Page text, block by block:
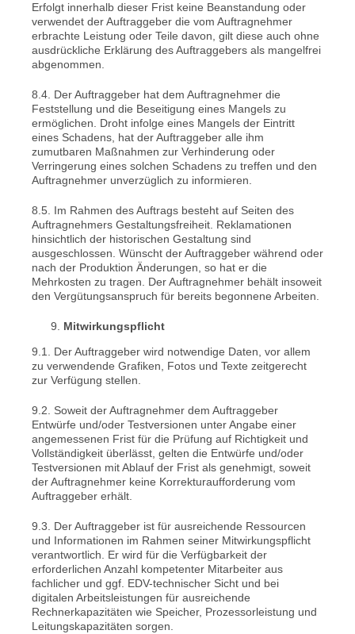
Erfolgt innerhalb dieser Frist keine Beanstandung oder
verwendet der Auftraggeber die vom Auftragnehmer
erbrachte Leistung oder Teile davon, gilt diese auch ohne
ausdrückliche Erklärung des Auftraggebers als mangelfrei
abgenommen.
8.4. Der Auftraggeber hat dem Auftragnehmer die
Feststellung und die Beseitigung eines Mangels zu
ermöglichen. Droht infolge eines Mangels der Eintritt
eines Schadens, hat der Auftraggeber alle ihm
zumutbaren Maßnahmen zur Verhinderung oder
Verringerung eines solchen Schadens zu treffen und den
Auftragnehmer unverzüglich zu informieren.
8.5. Im Rahmen des Auftrags besteht auf Seiten des
Auftragnehmers Gestaltungsfreiheit. Reklamationen
hinsichtlich der historischen Gestaltung sind
ausgeschlossen. Wünscht der Auftraggeber während oder
nach der Produktion Änderungen, so hat er die
Mehrkosten zu tragen. Der Auftragnehmer behält insoweit
den Vergütungsanspruch für bereits begonnene Arbeiten.
Mitwirkungspflicht
9.1. Der Auftraggeber wird notwendige Daten, vor allem
zu verwendende Grafiken, Fotos und Texte zeitgerecht
zur Verfügung stellen.
9.2. Soweit der Auftragnehmer dem Auftraggeber
Entwürfe und/oder Testversionen unter Angabe einer
angemessenen Frist für die Prüfung auf Richtigkeit und
Vollständigkeit überlässt, gelten die Entwürfe und/oder
Testversionen mit Ablauf der Frist als genehmigt, soweit
der Auftragnehmer keine Korrekturaufforderung vom
Auftraggeber erhält.
9.3. Der Auftraggeber ist für ausreichende Ressourcen
und Informationen im Rahmen seiner Mitwirkungspflicht
verantwortlich. Er wird für die Verfügbarkeit der
erforderlichen Anzahl kompetenter Mitarbeiter aus
fachlicher und ggf. EDV-technischer Sicht und bei
digitalen Arbeitsleistungen für ausreichende
Rechnerkapazitäten wie Speicher, Prozessorleistung und
Leitungskapazitäten sorgen.